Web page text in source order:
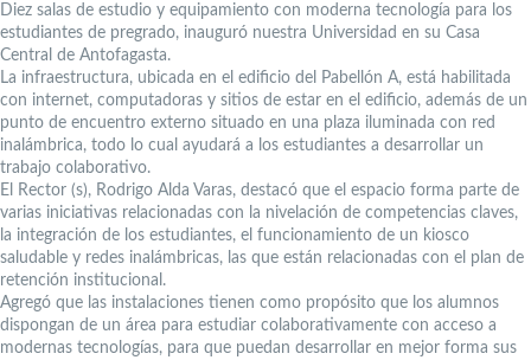
Diez salas de estudio y equipamiento con moderna tecnología para los
estudiantes de pregrado, inauguró nuestra Universidad en su Casa
Central de Antofagasta.
La infraestructura, ubicada en el edificio del Pabellón A, está habilitada
con internet, computadoras y sitios de estar en el edificio, además de un
punto de encuentro externo situado en una plaza iluminada con red
inalámbrica, todo lo cual ayudará a los estudiantes a desarrollar un
trabajo colaborativo.
El Rector (s), Rodrigo Alda Varas, destacó que el espacio forma parte de
varias iniciativas relacionadas con la nivelación de competencias claves,
la integración de los estudiantes, el funcionamiento de un kiosco
saludable y redes inalámbricas, las que están relacionadas con el plan de
retención institucional.
Agregó que las instalaciones tienen como propósito que los alumnos
dispongan de un área para estudiar colaborativamente con acceso a
modernas tecnologías, para que puedan desarrollar en mejor forma sus